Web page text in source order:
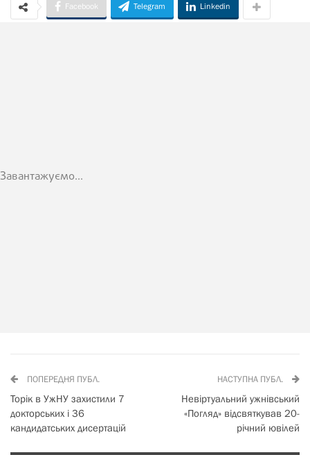
Facebook Telegram Linkedin
Завантажуємо...
ПОПЕРЕДНЯ ПУБЛ.
Торік в УжНУ захистили 7
докторських і 36
кандидатських дисертацій
НАСТУПНА ПУБЛ.
Невіртуальний ужнівський
«Погляд» відсвяткував 20-
річний ювілей